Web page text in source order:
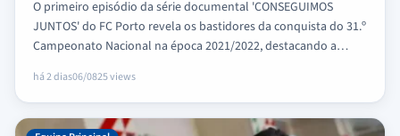
O primeiro episódio da série documental 'CONSEGUIMOS
JUNTOS' do FC Porto revela os bastidores da conquista do 31.º
Campeonato Nacional na época 2021/2022, destacando a
há 2 dias06/0825 views